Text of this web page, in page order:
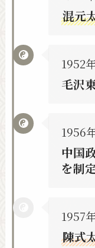
混元
1952
毛沢
1956
中国
を制
1957
陳式